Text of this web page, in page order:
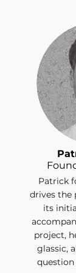
Patrick
drives the
its
project,
glassic,